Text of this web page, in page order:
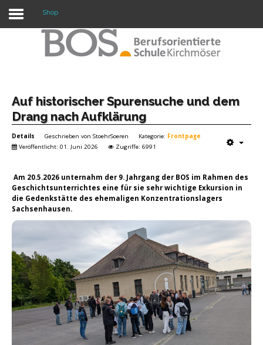
Warning: "continue" targeting switch is equivalent
Home
Profil
Unsere Schule
Termine
Shop
Auf historischer Spurensuche und dem
Drang nach Aufklärung
Details Geschrieben von StoehrSoeren Kategorie: Frontpage
Veröffentlicht: 01. Juni 2026
Zugriffe: 6991
Am 20.5.2026 unternahm der 9. Jahrgang der BOS im Rahmen des
Geschichtsunterrichtes eine für sie sehr wichtige Exkursion in
die Gedenkstätte des ehemaligen Konzentrationslagers
Sachsenhausen.